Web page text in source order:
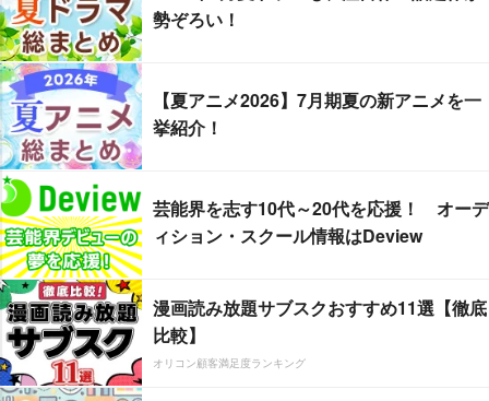
勢ぞろい！
【夏アニメ2026】7月期夏の新アニメを一
挙紹介！
芸能界を志す10代～20代を応援！ オーデ
ィション・スクール情報はDeview
漫画読み放題サブスクおすすめ11選【徹底
比較】
オリコン顧客満足度ランキング